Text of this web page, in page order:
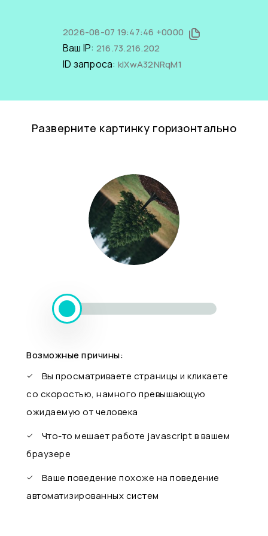
2026-08-07 19:47:46 +0000
Ваш IP: 216.73.216.202
ID запроса: klXwA32NRqM1
Разверните картинку горизонтально
Возможные причины:
Вы просматриваете страницы и кликаете
со скоростью, намного превышающую
ожидаемую от человека
Что-то мешает работе javascript в вашем
браузере
Ваше поведение похоже на поведение
автоматизированных систем